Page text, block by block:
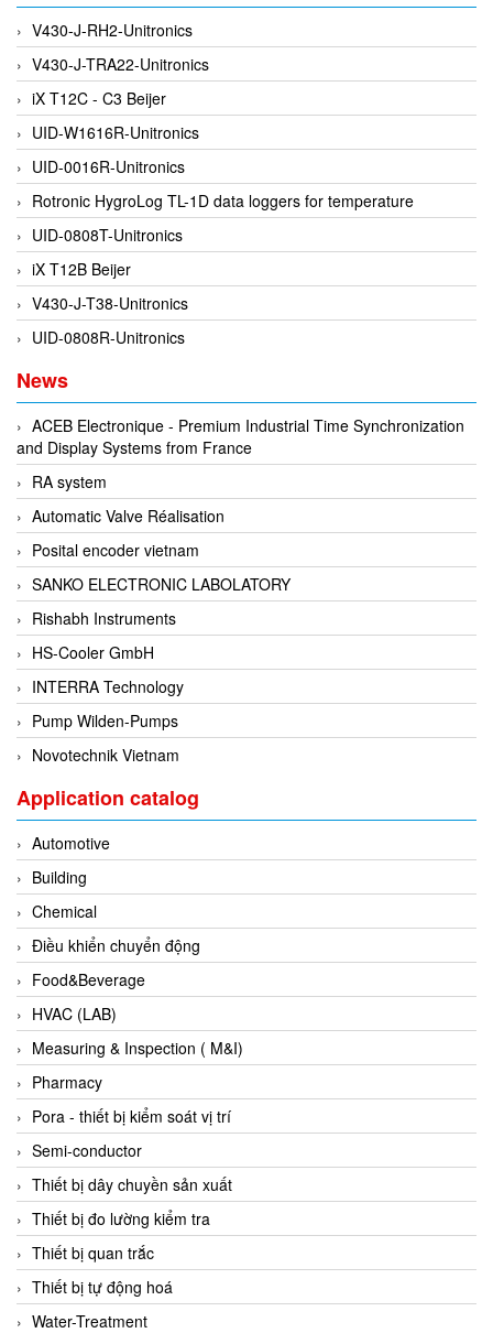
Gessmann
Gestra
GF
Ghisalba
Gill Instruments
Giovenzana Vietnam
Glamox
Glavi
Global Encoder Vietnam
Glual
GRAVITY
Green instruments
GREYSTONE
GREYSTONE
Grizzly Viet Nam
Grundfos
GSEETECH
GURLEY
H&T Korea
Hach
HALS LUBE
Halstrup Walcher
HANMI
HANMI TECHWIN
Hans Hennig
Hanshin feeder
Hans-Schmidt
Harold G. Schaevitz Industries Vietnam
Hawe
HBC-radiomatic
HBM
Heidenhain
HEINRICHS
HELIOS GmbH/ Helios Heizelemente
Hengesbach
HENGSHUI
Hengstler
HepcoMotion
V430-J-RH2-Unitronics
V430-J-TRA22-Unitronics
iX T12C - C3 Beijer
UID-W1616R-Unitronics
UID-0016R-Unitronics
Rotronic HygroLog TL-1D data loggers for temperature
UID-0808T-Unitronics
iX T12B Beijer
V430-J-T38-Unitronics
UID-0808R-Unitronics
News
ACEB Electronique - Premium Industrial Time Synchronization
and Display Systems from France
RA system
Automatic Valve Réalisation
Posital encoder vietnam
SANKO ELECTRONIC LABOLATORY
Rishabh Instruments
HS-Cooler GmbH
INTERRA Technology
Pump Wilden-Pumps
Novotechnik Vietnam
Application catalog
Automotive
Building
Chemical
Điều khiển chuyển động
Food&Beverage
HVAC (LAB)
Measuring & Inspection ( M&I)
Pharmacy
Pora - thiết bị kiểm soát vị trí
Semi-conductor
Thiết bị dây chuyền sản xuất
Thiết bị đo lường kiểm tra
Thiết bị quan trắc
Thiết bị tự động hoá
Water-Treatment